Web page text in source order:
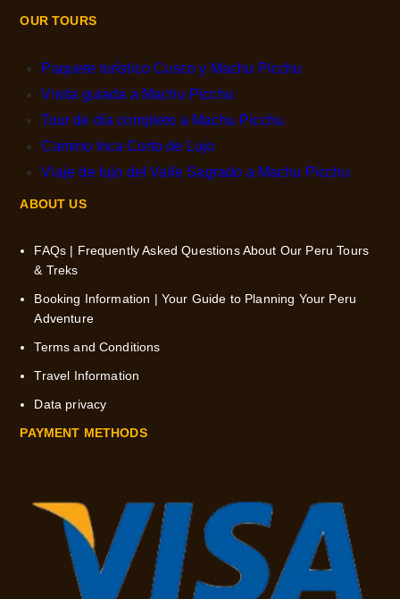
OUR TOURS
Paquete turístico Cusco y Machu Picchu
Visita guiada a Machu Picchu
Tour de día completo a Machu Picchu
Camino Inca Corto de Lujo
Viaje de lujo del Valle Sagrado a Machu Picchu
ABOUT US
FAQs | Frequently Asked Questions About Our Peru Tours
& Treks
Booking Information | Your Guide to Planning Your Peru
Adventure
Terms and Conditions
Travel Information
Data privacy
PAYMENT METHODS